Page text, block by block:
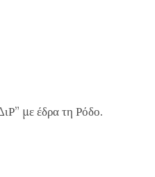
με έδρα τη Ρόδο.